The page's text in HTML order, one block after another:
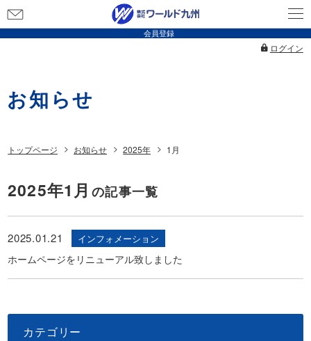
会員登録
ログイン
問
せ
お知らせ
トップページ お知らせ 2025年 1月
2025年1月 の記事一覧
2025.01.21 インフォメーション
ホームページをリニューアル致しました
カテゴリー